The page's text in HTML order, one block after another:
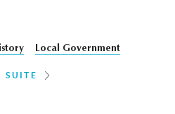
Local Government
SUITE